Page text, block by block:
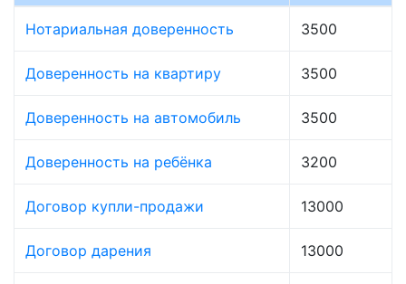
Нотариальная доверенность 3500
Доверенность на квартиру 3500
Доверенность на автомобиль 3500
Доверенность на ребёнка 3200
Договор купли-продажи 13000
Договор дарения 13000